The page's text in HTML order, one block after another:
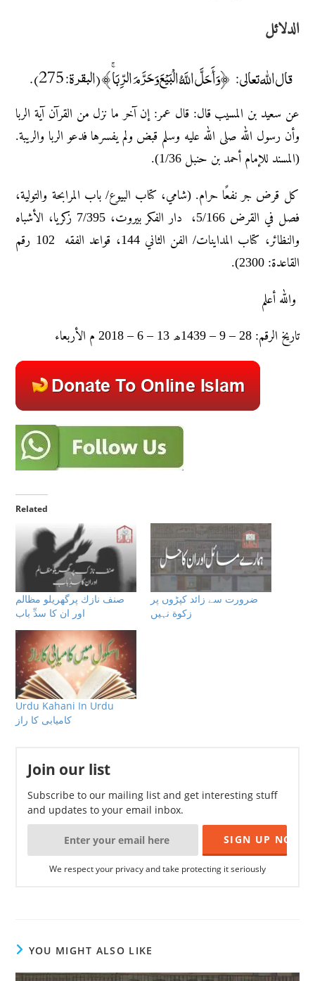
الدلائل
قال الله تعالى: ﴿وَأَحَلَّ اللَّهُ الْبَيْعَ وَحَرَّمَ الرِّبَا ۚ﴾ (البقرة: 275).
عن سعید بن المسیب قال: قال عمر: إن آخر ما نزل من القرآن آیة الربا
وأن رسول اللّٰه صلی اللّٰه علیه وسلم قبض ولم یفسرها فدعو الربا والریبة.
(المسند للإمام أحمد بن حنبل 1/36).
کل قرض جر نفعًا حرام. (شامي، کتاب البیوع/ باب المرابحة والتولیة،
فصل في القرض 5/166، دار الفکر بیروت، 7/395 زکریا، الأشباه
والنظائر، کتاب المداینات/ الفن الثاني 144، قواعد الفقه 102 رقم
القاعدة: 2300).
والله أعلم
تاريخ الرقم: 28 – 9 – 1439ھ 13 – 6 – 2018 م الأربعاء
Related
صنف نازك پرگھريلو مظالم
اور ان كا سدِّ باب
ضرورت سے زائد کپڑوں پر
زکوة نہیں
Urdu Kahani In Urdu
کامیابی کا راز
Join our list
Subscribe to our mailing list and get interesting stuff
and updates to your email inbox.
We respect your privacy and take protecting it seriously
YOU MIGHT ALSO LIKE